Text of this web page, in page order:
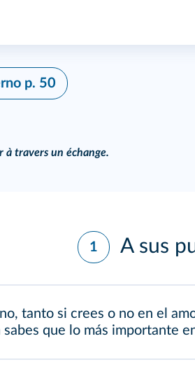
p. 50
à travers un échange.
1 A sus
tanto si crees o no en el
que lo más importante